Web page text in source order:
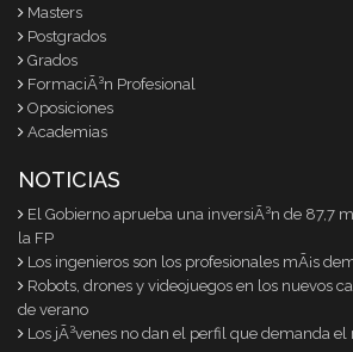
Masters
Postgrados
Grados
FormaciÃ³n Profesional
Oposiciones
Academias
NOTICIAS
El Gobierno aprueba una inversiÃ³n de 87,7
la FP
Los ingenieros son los profesionales mÃ¡s
Robots, drones y videojuegos en los nuevos
de verano
Los jÃ³venes no dan el perfil que demanda